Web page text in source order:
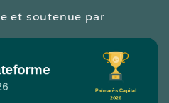
et soutenue par